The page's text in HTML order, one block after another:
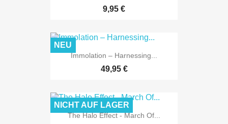
9,95 €
Immolation – Harnessing...
49,95 €
NEU
The Halo Effect - March Of...
NICHT AUF LAGER